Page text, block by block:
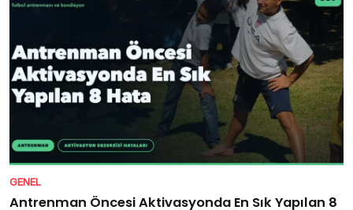
GENEL
Antrenman Öncesi Aktivasyonda En Sık Yapılan 8